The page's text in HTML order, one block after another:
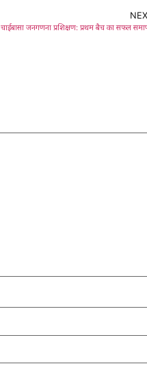
चाईबासा जनगणना प्रशिक्षण: प्रथम बैच का सफल